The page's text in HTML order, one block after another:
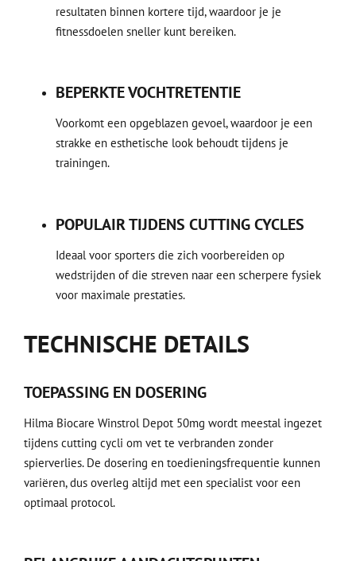
resultaten binnen kortere tijd, waardoor je je
fitnessdoelen sneller kunt bereiken.
BEPERKTE VOCHTRETENTIE
Voorkomt een opgeblazen gevoel, waardoor je een
strakke en esthetische look behoudt tijdens je
trainingen.
POPULAIR TIJDENS CUTTING CYCLES
Ideaal voor sporters die zich voorbereiden op
wedstrijden of die streven naar een scherpere fysiek
voor maximale prestaties.
TECHNISCHE DETAILS
TOEPASSING EN DOSERING
Hilma Biocare Winstrol Depot 50mg wordt meestal ingezet
tijdens cutting cycli om vet te verbranden zonder
spierverlies. De dosering en toedieningsfrequentie kunnen
variëren, dus overleg altijd met een specialist voor een
optimaal protocol.